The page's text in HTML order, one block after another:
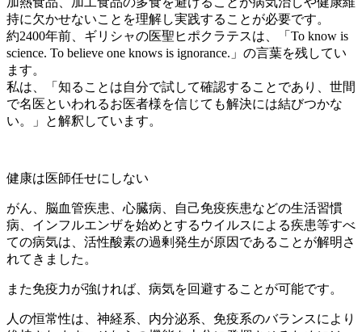
持に欠かせないことを理解し実践することが必要です。
約2400年前、ギリシャの医聖ヒポクラテスは、「To know is
science. To believe one knows is ignorance.」の言葉を残してい
ます。
私は、「知ることは自分で試して確認することであり、世間
で名医といわれるお医者様を信じても解決には結びつかな
い。」と解釈しています。
健康は医師任せにしない
がん、脳血管疾患、心臓病、自己免疫疾患などの生活習慣
病、インフルエンザを始めとするウイルスによる疾患等すべ
ての病気は、活性酸素の過剰発生が原因であることが解明さ
れてきました。
また免疫力が強ければ、病気を回避することが可能です。
人の恒常性は、神経系、内分泌系、免疫系のバランスにより